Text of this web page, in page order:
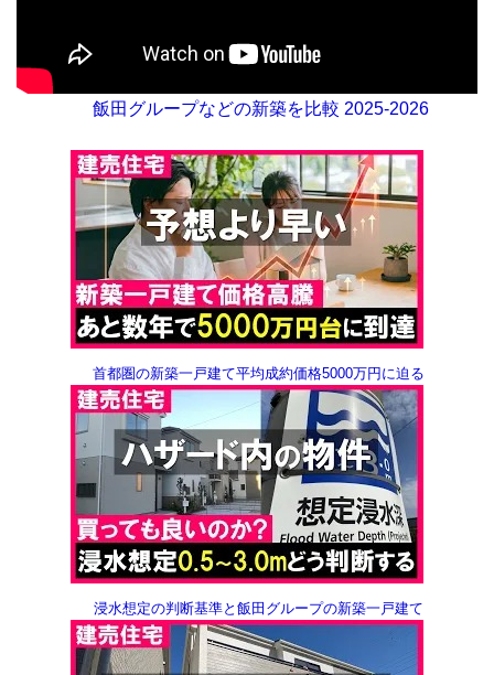
飯田グループなどの新築を比較 2025-2026
首都圏の新築一戸建て平均成約価格5000万円に迫る
浸水想定の判断基準と 飯田グループの新築一戸建て